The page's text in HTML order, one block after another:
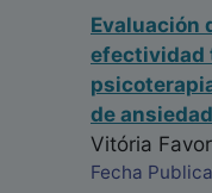
Evaluación
efectividad
de
Vitória
Fecha